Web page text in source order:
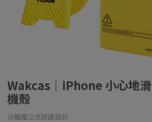
Wakcas｜iPhone 小心地
機殼
分離獨立式按鍵設計